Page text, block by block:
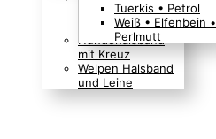
Boho Indianer
Hippie Look
Hundehalsband
mit Kreuz
Welpen Halsband
und Leine
Tuerkis • Petrol
Weiß • Elfenbein •
Perlmutt